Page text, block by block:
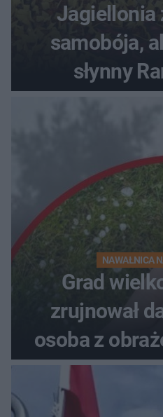
Jagiellonia
samobója,
słynny
NAWAŁNICA
Grad
zrujnował
osoba z
do